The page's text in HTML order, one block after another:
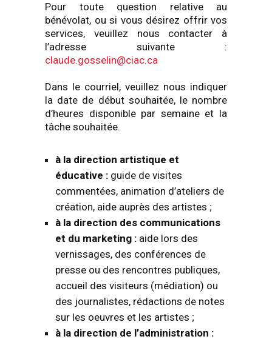
Pour toute question relative au
bénévolat, ou si vous désirez offrir vos
services, veuillez nous contacter à
l’adresse suivante :
claude.gosselin@ciac.ca
Dans le courriel, veuillez nous indiquer
la date de début souhaitée, le nombre
d’heures disponible par semaine et la
tâche souhaitée.
à la direction artistique et
éducative : guide de visites
commentées, animation d’ateliers de
création, aide auprès des artistes ;
à la direction des communications
et du marketing : aide lors des
vernissages, des conférences de
presse ou des rencontres publiques,
accueil des visiteurs (médiation) ou
des journalistes, rédactions de notes
sur les oeuvres et les artistes ;
à la direction de l’administration :